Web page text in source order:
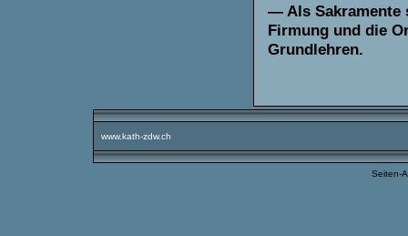
— Als Sakramente
Firmung und die
Grundlehren.
www.kath-zdw.ch
Seiten-